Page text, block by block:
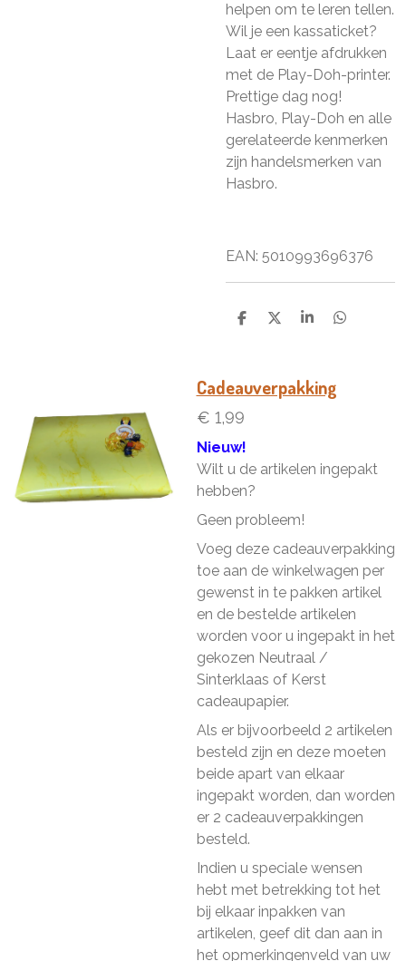
helpen om te leren tellen.
Wil je een kassaticket?
Laat er eentje afdrukken
met de Play-Doh-printer.
Prettige dag nog!
Hasbro, Play-Doh en alle
gerelateerde kenmerken
zijn handelsmerken van
Hasbro.
EAN: 5010993696376
D
D
S
e
D
Cadeauverpakking
€ 1,99
Nieuw!
Wilt u de artikelen ingepakt
hebben?
Geen probleem!
Voeg deze cadeauverpakking
toe aan de winkelwagen per
gewenst in te pakken artikel
en de bestelde artikelen
worden voor u ingepakt in het
gekozen Neutraal /
Sinterklaas of Kerst
cadeaupapier.
Als er bijvoorbeeld 2 artikelen
besteld zijn en deze moeten
beide apart van elkaar
ingepakt worden, dan worden
er 2 cadeauverpakkingen
besteld.
Indien u speciale wensen
hebt met betrekking tot het
bij elkaar inpakken van
artikelen, geef dit dan aan in
het opmerkingenveld van uw